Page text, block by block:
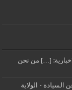
[…] من نحن
- الولاية